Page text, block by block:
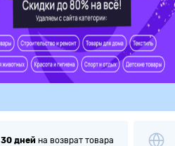
30 дней на возврат товара